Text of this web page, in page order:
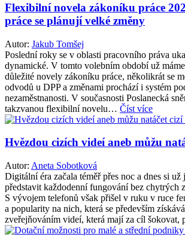
Flexibilní novela zákoníku práce
práce se plánují velké změny
Autor: Jakub Tomšej
Poslední roky se v oblasti pracovního práva
dynamické. V tomto volebním období už
důležité novely zákoníku práce, několikrát se
odvodů u DPP a změnami prochází i systém
nezaměstnanosti. V současnosti Poslanecká
takzvanou flexibilní novelu… Číst více
Hvězdou cizích videí aneb můžu
Autor: Aneta Sobotková
Digitální éra začala téměř přes noc a dnes si už
představit každodenní fungování bez chytrých
S vývojem telefonů však přišel v ruku v ruce
a popularity na nich, která se především
zveřejňováním videí, která mají za cíl